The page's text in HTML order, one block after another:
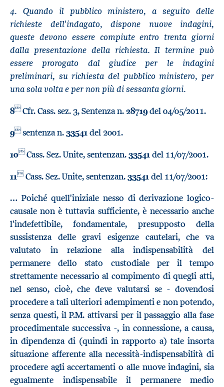
4. Quando il pubblico ministero, a seguito delle
richieste dell'indagato, dispone nuove indagini,
queste devono essere compiute entro trenta giorni
dalla presentazione della richiesta. Il termine può
essere prorogato dal giudice per le indagini
preliminari, su richiesta del pubblico ministero, per
una sola volta e per non più di sessanta giorni.
8Cfr. Cass. sez. 3, Sentenza n.28719del 04/05/2011.
9sentenza n.33541del 2001.
10Cass. Sez. Unite, sentenzan.33541del 11/07/2001.
11Cass. Sez. Unite, sentenzan.33541del 11/07/2001:
… Poiché quell'iniziale nesso di derivazione logico-
causale non è tuttavia sufficiente, è necessario anche
l'indefettibile, fondamentale, presupposto della
sussistenza delle gravi esigenze cautelari, che va
valutato in relazione alla indispensabilità del
permanere dello stato custodiale per il tempo
strettamente necessario al compimento di quegli atti,
nel senso, cioè, che deve valutarsi se - dovendosi
procedere a tali ulteriori adempimenti e non potendo,
senza questi, il P.M. attivarsi per il passaggio alla fase
procedimentale successiva -, in connessione, a causa,
in dipendenza di (quindi in rapporto a) tale insorta
situazione afferente alla necessità-indispensabilità di
procedere agli accertamenti o alle nuove indagini, sia
egualmente indispensabile il permanere medio